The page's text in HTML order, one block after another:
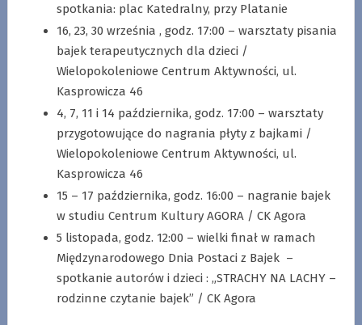
spotkania: plac Katedralny, przy Platanie
16, 23, 30 września , godz. 17:00 – warsztaty pisania
bajek terapeutycznych dla dzieci /
Wielopokoleniowe Centrum Aktywności, ul.
Kasprowicza 46
4, 7, 11 i 14 października, godz. 17:00 – warsztaty
przygotowujące do nagrania płyty z bajkami /
Wielopokoleniowe Centrum Aktywności, ul.
Kasprowicza 46
15 – 17 października, godz. 16:00 – nagranie bajek
w studiu Centrum Kultury AGORA / CK Agora
5 listopada, godz. 12:00 – wielki finał w ramach
Międzynarodowego Dnia Postaci z Bajek –
spotkanie autorów i dzieci : „STRACHY NA LACHY –
rodzinne czytanie bajek” / CK Agora